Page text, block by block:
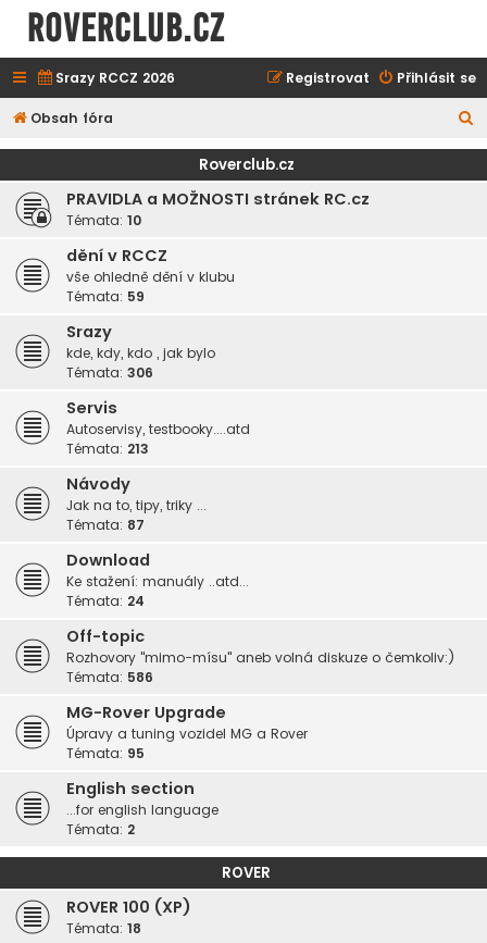
ROVERCLUB.cz
Srazy RCCZ 2026 Přihlásit se
Registrovat
Obsah fóra
l
Roverclub.cz
PRAVIDLA a MOŽNOSTI stránek RC.cz
Témata: 10
dění v RCCZ
vše ohledně dění v klubu
Témata: 59
Srazy
kde, kdy, kdo , jak bylo
Témata: 306
Servis
Autoservisy, testbooky....atd
Témata: 213
Návody
Jak na to, tipy, triky ...
Témata: 87
Download
Ke stažení: manuály ..atd...
Témata: 24
Off-topic
Rozhovory "mimo-mísu" aneb volná diskuze o čemkoliv:)
Témata: 586
MG-Rover Upgrade
Úpravy a tuning vozidel MG a Rover
Témata: 95
English section
...for english language
Témata: 2
ROVER
ROVER 100 (XP)
Témata: 18